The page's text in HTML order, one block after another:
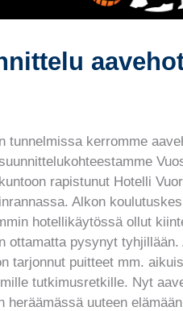
tunnelmissa kerromme
rapistunut Hotelli
Alkon
hotellikäytössä ollut
ottamatta pysynyt
tarjonnut puitteet mm.
tutkimusretkille. Nyt
heräämässä uuteen